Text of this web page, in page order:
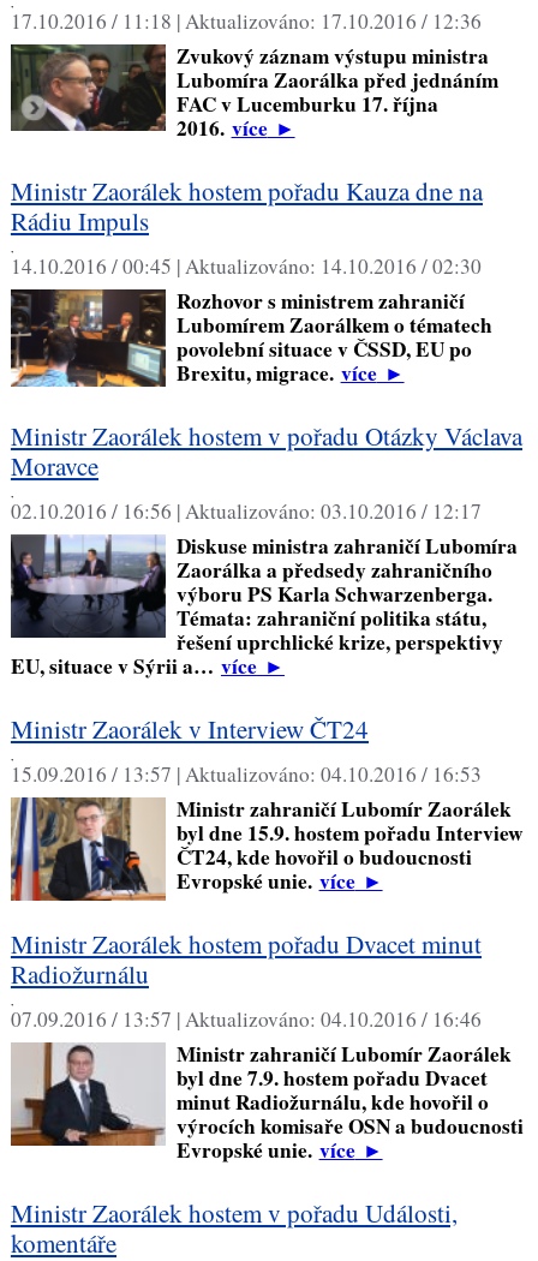
,
17.10.2016 / 11:18 |Aktualizováno: 17.10.2016 / 12:36
Zvukový záznam výstupu ministra
Lubomíra Zaorálka před jednáním
FAC v Lucemburku 17. října
2016. více►
Ministr Zaorálek hostem pořadu Kauza dne na
Rádiu Impuls
,
14.10.2016 / 00:45 |Aktualizováno: 14.10.2016 / 02:30
Rozhovor s ministrem zahraničí
Lubomírem Zaorálkem o tématech
povolební situace v ČSSD, EU po
Brexitu, migrace. více►
Ministr Zaorálek hostem v pořadu Otázky Václava
Moravce
,
02.10.2016 / 16:56 |Aktualizováno: 03.10.2016 / 12:17
Diskuse ministra zahraničí Lubomíra
Zaorálka a předsedy zahraničního
výboru PS Karla Schwarzenberga.
Témata: zahraniční politika státu,
řešení uprchlické krize, perspektivy
EU, situace v Sýrii a… více►
Ministr Zaorálek v Interview ČT24
,
15.09.2016 / 13:57 |Aktualizováno: 04.10.2016 / 16:53
Ministr zahraničí Lubomír Zaorálek
byl dne 15.9. hostem pořadu Interview
ČT24, kde hovořil o budoucnosti
Evropské unie. více►
Ministr Zaorálek hostem pořadu Dvacet minut
Radiožurnálu
,
07.09.2016 / 13:57 |Aktualizováno: 04.10.2016 / 16:46
Ministr zahraničí Lubomír Zaorálek
byl dne 7.9. hostem pořadu Dvacet
minut Radiožurnálu, kde hovořil o
výrocích komisaře OSN a budoucnosti
Evropské unie. více►
Ministr Zaorálek hostem v pořadu Události,
komentáře